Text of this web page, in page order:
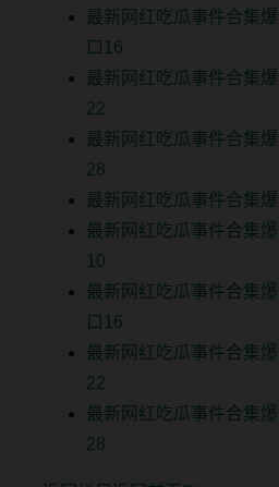
最新网红吃瓜事件合集
口16
最新网红吃瓜事件合集
22
最新网红吃瓜事件合集
28
最新网红吃瓜事件合集
最新网红吃瓜事件合集
10
最新网红吃瓜事件合集
口16
最新网红吃瓜事件合集
22
最新网红吃瓜事件合集
28